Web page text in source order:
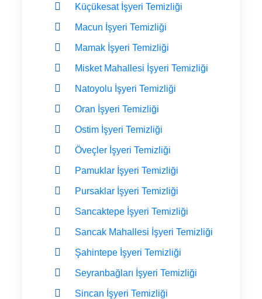
Küçükesat İşyeri Temizliği
Macun İşyeri Temizliği
Mamak İşyeri Temizliği
Misket Mahallesi İşyeri Temizliği
Natoyolu İşyeri Temizliği
Oran İşyeri Temizliği
Ostim İşyeri Temizliği
Öveçler İşyeri Temizliği
Pamuklar İşyeri Temizliği
Pursaklar İşyeri Temizliği
Sancaktepe İşyeri Temizliği
Sancak Mahallesi İşyeri Temizliği
Şahintepe İşyeri Temizliği
Seyranbağları İşyeri Temizliği
Sincan İşyeri Temizliği